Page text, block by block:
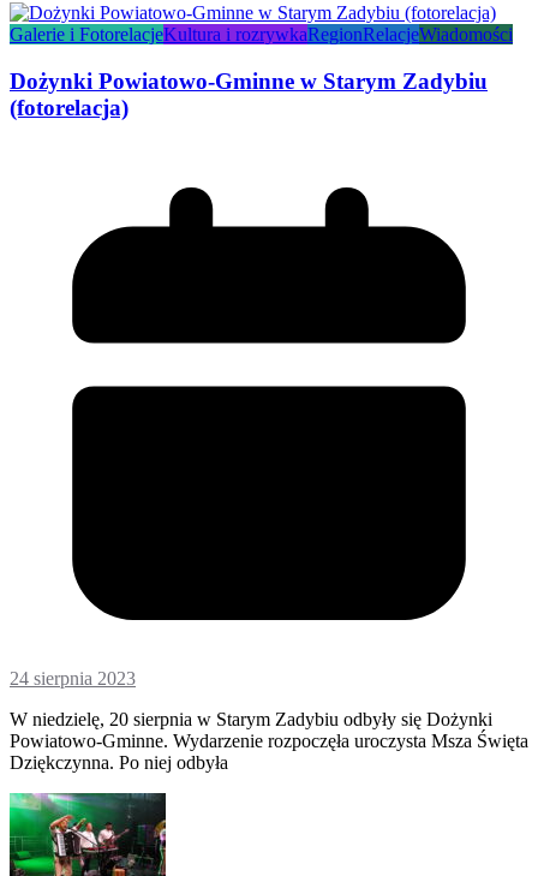
Galerie i FotorelacjeKultura i rozrywkaRegionRelacjeWiadomości
Dożynki Powiatowo-Gminne w Starym Zadybiu
(fotorelacja)
24 sierpnia 2023
W niedzielę, 20 sierpnia w Starym Zadybiu odbyły się Dożynki
Powiatowo-Gminne. Wydarzenie rozpoczęła uroczysta Msza Święta
Dziękczynna. Po niej odbyła